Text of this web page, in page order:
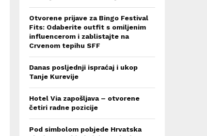
Otvorene prijave za Bingo Festival
Fits: Odaberite outfit s omiljenim
influencerom i zablistajte na
Crvenom tepihu SFF
Danas posljednji ispraćaj i ukop
Tanje Kurevije
Hotel Via zapošljava – otvorene
četiri radne pozicije
Pod simbolom pobjede Hrvatska